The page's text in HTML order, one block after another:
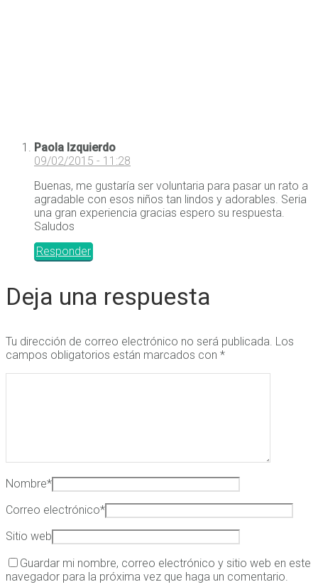
Paola Izquierdo
09/02/2015 - 11:28
Buenas, me gustaría ser voluntaria para pasar un rato a
agradable con esos niños tan lindos y adorables. Seria
una gran experiencia gracias espero su respuesta.
Saludos
Responder
Deja una respuesta
Tu dirección de correo electrónico no será publicada. Los
campos obligatorios están marcados con *
Nombre*
Correo electrónico*
Sitio web
Guardar mi nombre, correo electrónico y sitio web en este
navegador para la próxima vez que haga un comentario.